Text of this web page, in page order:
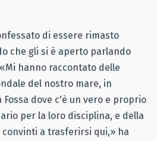
di essere rimasto
che gli si è aperto parlando
hanno raccontato delle
del nostro mare, in
dove c'è un vero e proprio
per la loro disciplina, e della
a trasferirsi qui,» ha